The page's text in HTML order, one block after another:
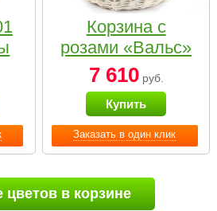
Заказать в один клик
Корзина с
розами «Вальс»
7 610руб.
Купить
в корзине